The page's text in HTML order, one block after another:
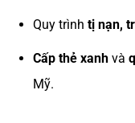
Quy trình tị nạn,
Cấp thẻ xanhvà
Mỹ.